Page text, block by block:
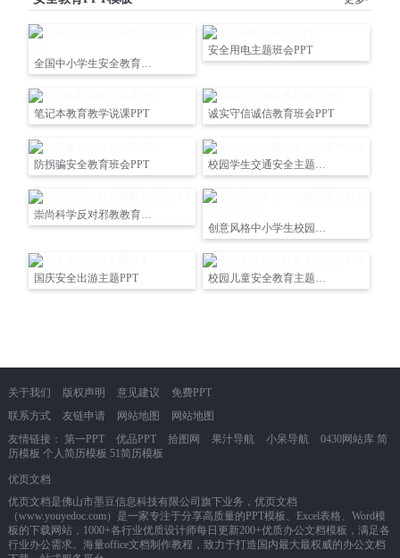
全国中小学生安全教育日主题PPT
安全用电主题班会PPT
笔记本教育教学说课PPT 诚实守信诚信教育班会PPT
防拐骗安全教育班会PPT
崇尚科学反对邪教教育班会PPT
国庆安全出游主题PPT
关于我们
联系方式
版权声明
友链申请
意见建议
网站地图
免费PPT
网站地图
友情链接： 第一PPT 优品PPT 拾图网 果汁导航 小呆导航 0430网站库 简
历模板 个人简历模板 51简历模板
优页文档
优页文档是佛山市墨豆信息科技有限公司旗下业务，优页文档
（www.youyedoc.com）是一家专注于分享高质量的PPT模板、Excel表格、Word模
板的下载网站，1000+各行业优质设计师每日更新200+优质办公文档模板，满足各
行业办公需求。海量office文档制作教程，致力于打造国内最大最权威的办公文档